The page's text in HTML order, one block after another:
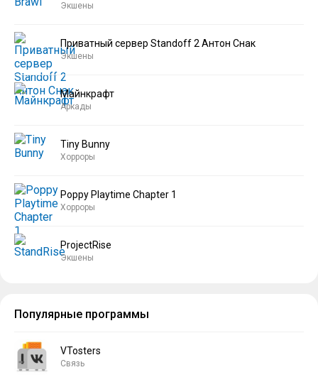
Экшены
Приватный сервер Standoff 2 Антон Снак
Экшены
Майнкрафт
Аркады
Tiny Bunny
Хорроры
Poppy Playtime Chapter 1
Хорроры
ProjectRise
Экшены
Популярные программы
VTosters
Связь